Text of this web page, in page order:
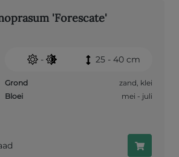
'Forescate'
- 25 - 40 cm
Grond zand, klei
Bloei
mei - juli